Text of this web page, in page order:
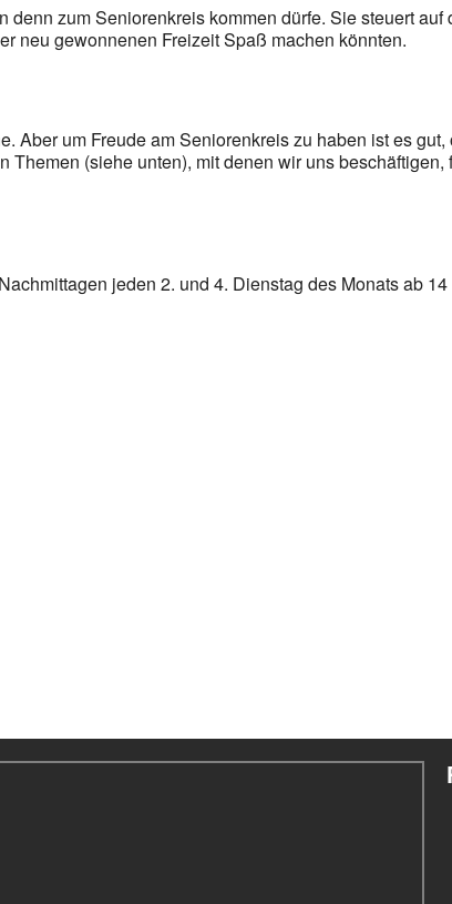
zum Seniorenkreis kommen dürfe. Sie steuert
neu gewonnenen Freizeit Spaß machen könnten.
um Freude am Seniorenkreis zu haben ist es
(siehe unten), mit denen wir uns
jeden 2. und 4. Dienstag des Monats ab